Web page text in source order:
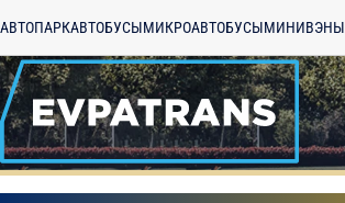
АВТОПАРКАВТОБУСЫМИКРОАВТОБУСЫМИНИВЭНЫ